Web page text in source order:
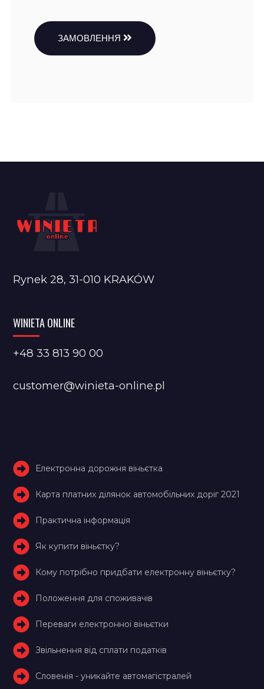
ЗАМОВЛЕННЯ
Rynek 28, 31-010 KRAKÓW
WINIETA ONLINE
+48 33 813 90 00
customer@winieta-online.pl
Електронна дорожня віньєтка
Карта платних ділянок автомобільних доріг 2021
Практична інформація
Як купити віньєтку?
Кому потрібно придбати електронну віньєтку?
Положення для споживачів
Переваги електронної віньєтки
Звільнення від сплати податків
Словенія - уникайте автомагістралей